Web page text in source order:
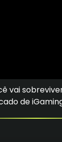
vai
de